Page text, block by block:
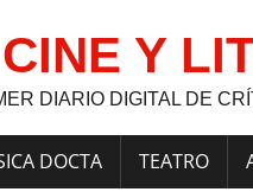
CINE Y
DIARIO DIGITAL DE
DOCTA TEATRO